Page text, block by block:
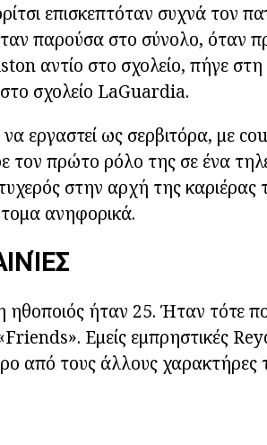
επισκεπτόταν συχνά τον
παρούσα στο σύνολο, όταν
αντίο στο σχολείο, πήγε
σχολείο LaGuardia.
εργαστεί ως σερβιτόρα, με
τον πρώτο ρόλο της σε ένα
στην αρχή της
ανηφορικά.
ηθοποιός ήταν 25. Ήταν τότε
Εμείς εμπρηστικές
από τους άλλους χαρακτήρες